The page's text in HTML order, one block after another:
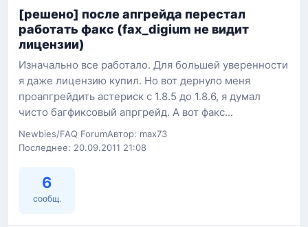
[решено] после апгрейда перестал
работать факс (fax_digium не видит
лицензии)
Изначально все работало. Для большей уверенности
я даже лицензию купил. Но вот дернуло меня
проапгрейдить астериск с 1.8.5 до 1.8.6, я думал
чисто багфиксовый апргрейд. А вот факс...
Newbies/FAQ ForumАвтор: max73
Последнее: 20.09.2011 21:08
6
сообщ.